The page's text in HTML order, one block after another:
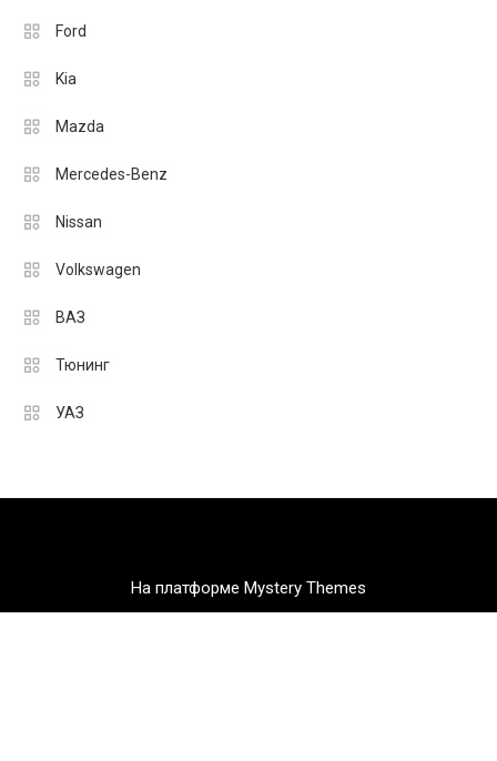
Ford
Kia
Mazda
Mercedes-Benz
Nissan
Volkswagen
ВАЗ
Тюнинг
УАЗ
На платформе Mystery Themes